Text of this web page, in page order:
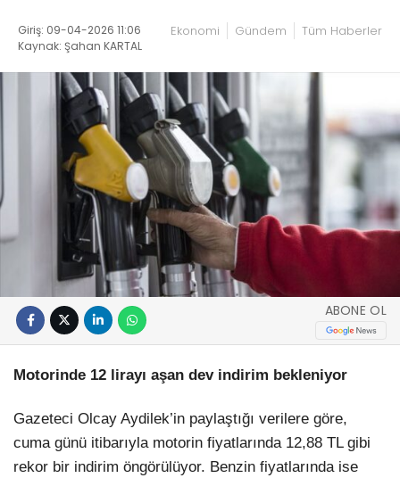
Giriş: 09-04-2026 11:06
Kaynak: Şahan KARTAL
Ekonomi Gündem Tüm Haberler
ABONE OL
Motorinde 12 lirayı aşan dev indirim bekleniyor
Gazeteci Olcay Aydilek’in paylaştığı verilere göre,
cuma günü itibarıyla motorin fiyatlarında 12,88 TL gibi
rekor bir indirim öngörülüyor. Benzin fiyatlarında ise